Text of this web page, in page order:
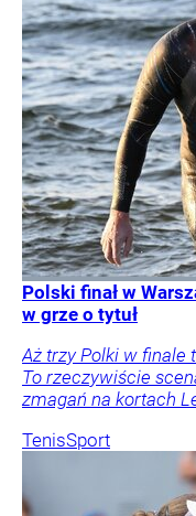
Polski finał w
w grze o tytuł
Aż trzy Polki w finale
To rzeczywiście
zmagań na kortach
TenisSport